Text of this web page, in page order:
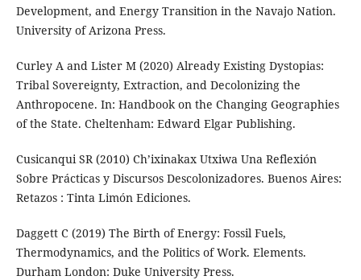
Development, and Energy Transition in the Navajo Nation.
University of Arizona Press.
Curley A and Lister M (2020) Already Existing Dystopias:
Tribal Sovereignty, Extraction, and Decolonizing the
Anthropocene. In: Handbook on the Changing Geographies
of the State. Cheltenham: Edward Elgar Publishing.
Cusicanqui SR (2010) Ch’ixinakax Utxiwa Una Reflexión
Sobre Prácticas y Discursos Descolonizadores. Buenos Aires:
Retazos : Tinta Limón Ediciones.
Daggett C (2019) The Birth of Energy: Fossil Fuels,
Thermodynamics, and the Politics of Work. Elements.
Durham London: Duke University Press.